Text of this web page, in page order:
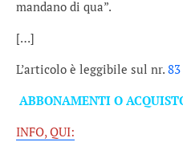
mandano di qua”.
[…]
L’articolo è leggibile sul nr.
ABBONAMENTI O
INFO, QUI: